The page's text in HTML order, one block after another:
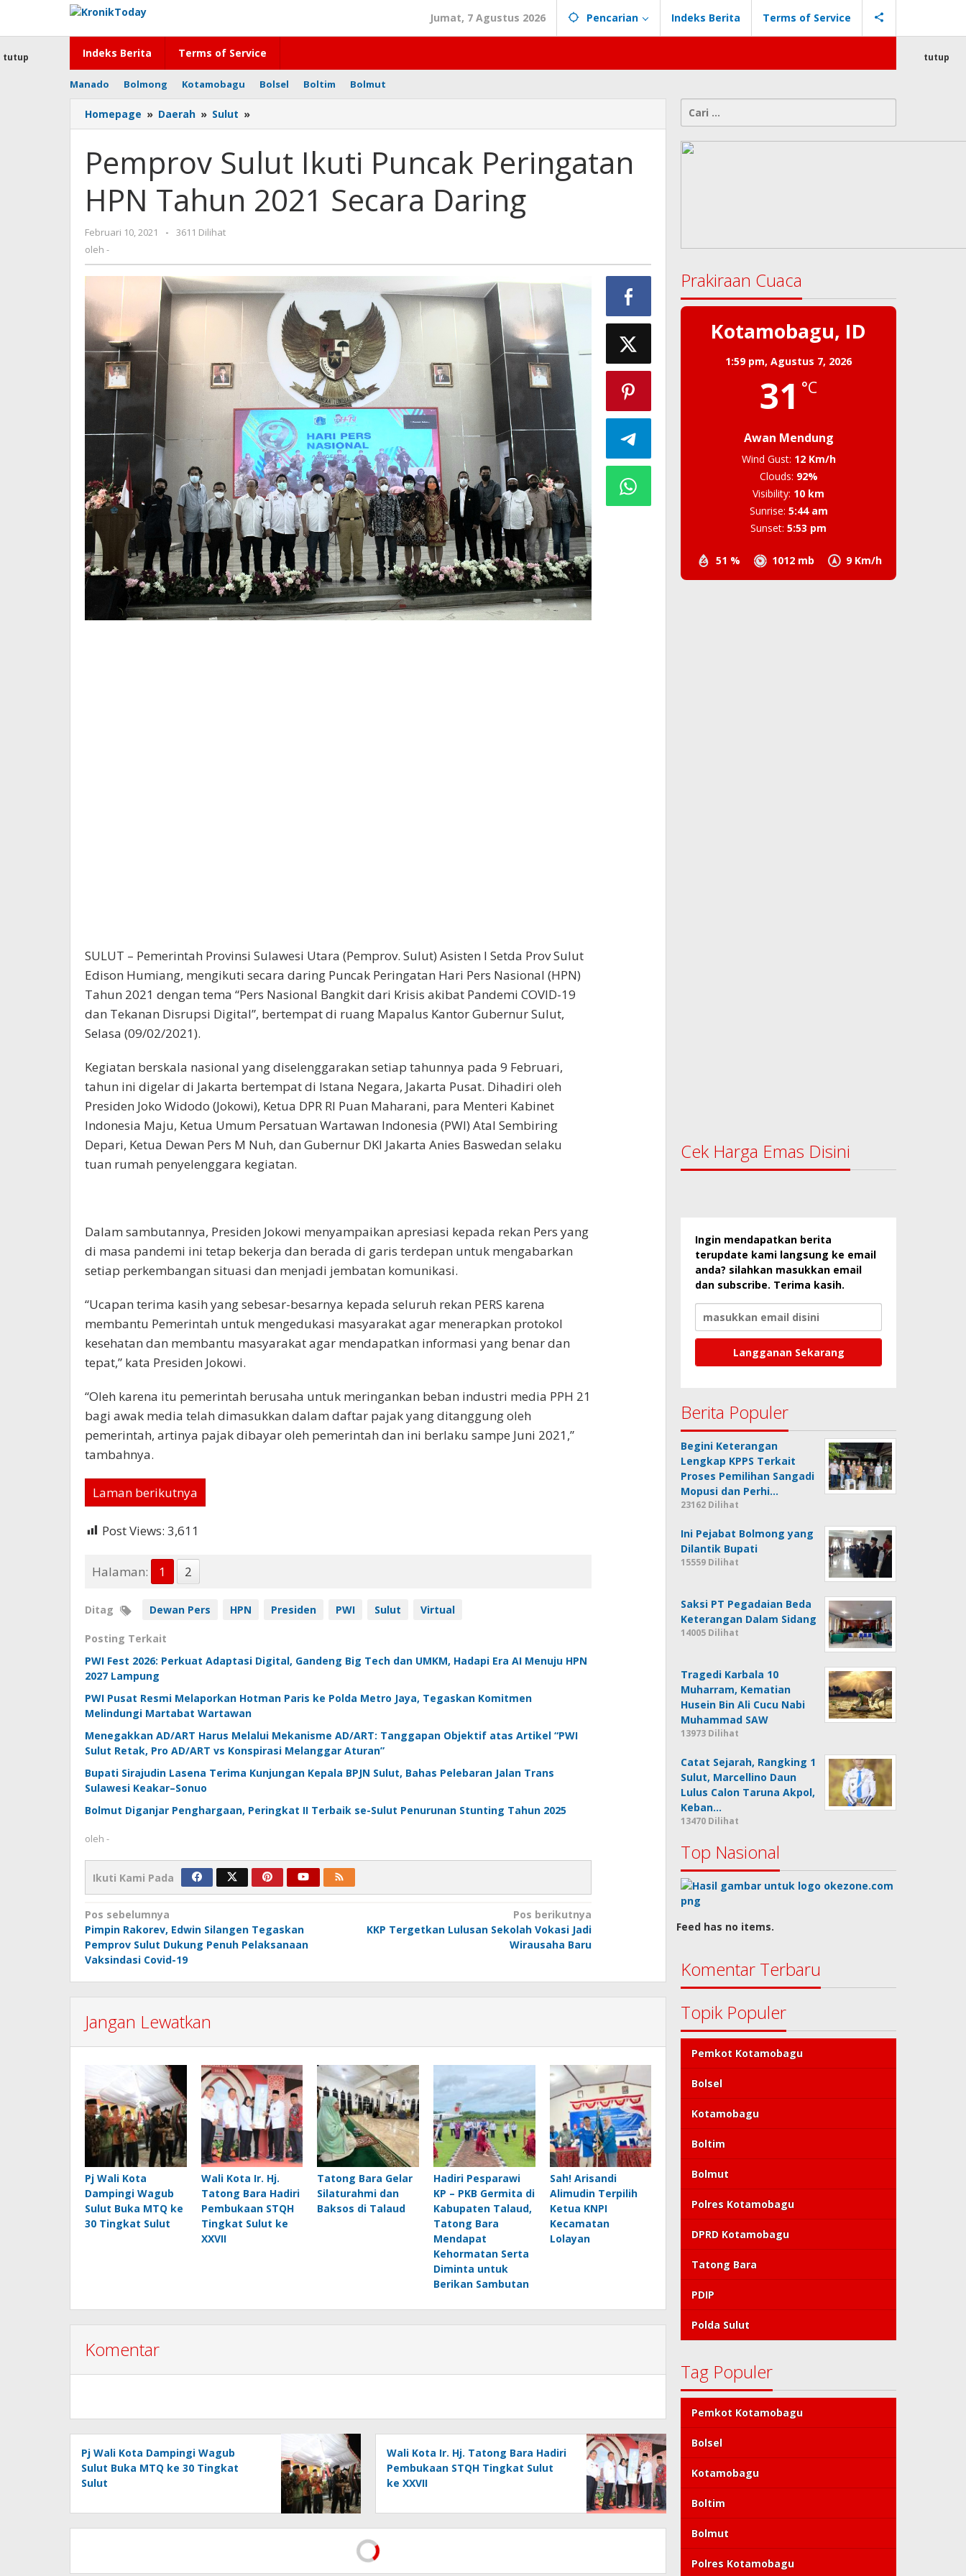
konten
Jumat, 7 Agustus 2026 Pencarian Indeks Berita Terms of Service
Indeks Berita Terms of Service
Manado Bolmong Kotamobagu Bolsel Boltim Bolmut
tutup tutup
Homepage » Daerah » Sulut »
Sulut
Puncak
Peringatan
HPN
Tahun
Pemprov Sulut Ikuti Puncak Peringatan
HPN Tahun 2021 Secara Daring
Februari 10, 2021
oleh
-
3611 Dilihat
oleh -
SULUT – Pemerintah Provinsi Sulawesi Utara (Pemprov. Sulut) Asisten I Setda Prov Sulut
Edison Humiang, mengikuti secara daring Puncak Peringatan Hari Pers Nasional (HPN)
Tahun 2021 dengan tema “Pers Nasional Bangkit dari Krisis akibat Pandemi COVID-19
dan Tekanan Disrupsi Digital”, bertempat di ruang Mapalus Kantor Gubernur Sulut,
Selasa (09/02/2021).
Kegiatan berskala nasional yang diselenggarakan setiap tahunnya pada 9 Februari,
tahun ini digelar di Jakarta bertempat di Istana Negara, Jakarta Pusat. Dihadiri oleh
Presiden Joko Widodo (Jokowi), Ketua DPR RI Puan Maharani, para Menteri Kabinet
Indonesia Maju, Ketua Umum Persatuan Wartawan Indonesia (PWI) Atal Sembiring
Depari, Ketua Dewan Pers M Nuh, dan Gubernur DKI Jakarta Anies Baswedan selaku
tuan rumah penyelenggara kegiatan.
Dalam sambutannya, Presiden Jokowi menyampaikan apresiasi kepada rekan Pers yang
di masa pandemi ini tetap bekerja dan berada di garis terdepan untuk mengabarkan
setiap perkembangan situasi dan menjadi jembatan komunikasi.
“Ucapan terima kasih yang sebesar-besarnya kepada seluruh rekan PERS karena
membantu Pemerintah untuk mengedukasi masyarakat agar menerapkan protokol
kesehatan dan membantu masyarakat agar mendapatkan informasi yang benar dan
tepat,” kata Presiden Jokowi.
“Oleh karena itu pemerintah berusaha untuk meringankan beban industri media PPH 21
bagi awak media telah dimasukkan dalam daftar pajak yang ditanggung oleh
pemerintah, artinya pajak dibayar oleh pemerintah dan ini berlaku sampe Juni 2021,”
tambahnya.
Laman berikutnya
Post Views: 3,611
Halaman: 1 2
Ditag Dewan Pers HPN Presiden PWI Sulut Virtual
Posting Terkait
PWI Fest 2026: Perkuat Adaptasi Digital, Gandeng Big Tech dan UMKM, Hadapi Era AI Menuju HPN
2027 Lampung
PWI Pusat Resmi Melaporkan Hotman Paris ke Polda Metro Jaya, Tegaskan Komitmen
Melindungi Martabat Wartawan
Menegakkan AD/ART Harus Melalui Mekanisme AD/ART: Tanggapan Objektif atas Artikel “PWI
Sulut Retak, Pro AD/ART vs Konspirasi Melanggar Aturan”
Bupati Sirajudin Lasena Terima Kunjungan Kepala BPJN Sulut, Bahas Pelebaran Jalan Trans
Sulawesi Keakar–Sonuo
Bolmut Diganjar Penghargaan, Peringkat II Terbaik se-Sulut Penurunan Stunting Tahun 2025
oleh -
Ikuti Kami Pada
Navigasi
pos
Pos sebelumnya
Pimpin Rakorev, Edwin Silangen Tegaskan
Pemprov Sulut Dukung Penuh Pelaksanaan
Vaksindasi Covid-19
Pos berikutnya
KKP Tergetkan Lulusan Sekolah Vokasi Jadi
Wirausaha Baru
Jangan Lewatkan
Pj Wali Kota
Dampingi Wagub
Sulut Buka MTQ ke
30 Tingkat Sulut
Wali Kota Ir. Hj.
Tatong Bara Hadiri
Pembukaan STQH
Tingkat Sulut ke
XXVII
Tatong Bara Gelar
Silaturahmi dan
Baksos di Talaud
Hadiri Pesparawi
KP – PKB Germita di
Kabupaten Talaud,
Tatong Bara
Mendapat
Kehormatan Serta
Diminta untuk
Berikan Sambutan
Sah! Arisandi
Alimudin Terpilih
Ketua KNPI
Kecamatan
Lolayan
Komentar
Pj Wali Kota Dampingi Wagub
Sulut Buka MTQ ke 30 Tingkat
Sulut
Wali Kota Ir. Hj. Tatong Bara Hadiri
Pembukaan STQH Tingkat Sulut
ke XXVII
Cari
untuk:
Prakiraan Cuaca
Kotamobagu, ID
1:59 pm,Agustus 7, 2026
31 °C
Awan Mendung
51 % 1012 mb 9 Km/h
Wind Gust: 12 Km/h
Clouds: 92%
Visibility: 10 km
Sunrise: 5:44 am
Sunset: 5:53 pm
Cek Harga Emas Disini
Ingin mendapatkan berita
terupdate kami langsung ke email
anda? silahkan masukkan email
dan subscribe. Terima kasih.
Berita Populer
Begini Keterangan
Lengkap KPPS Terkait
Proses Pemilihan Sangadi
Mopusi dan Perhi…
23162 Dilihat
Ini Pejabat Bolmong yang
Dilantik Bupati
15559 Dilihat
Saksi PT Pegadaian Beda
Keterangan Dalam Sidang
14005 Dilihat
Tragedi Karbala 10
Muharram, Kematian
Husein Bin Ali Cucu Nabi
Muhammad SAW
13973 Dilihat
Catat Sejarah, Rangking 1
Sulut, Marcellino Daun
Lulus Calon Taruna Akpol,
Keban…
13470 Dilihat
Top Nasional
Feed has no items.
Komentar Terbaru
Topik Populer
Pemkot Kotamobagu
Bolsel
Kotamobagu
Boltim
Bolmut
Polres Kotamobagu
DPRD Kotamobagu
Tatong Bara
PDIP
Polda Sulut
Tag Populer
Pemkot Kotamobagu
Bolsel
Kotamobagu
Boltim
Bolmut
Polres Kotamobagu